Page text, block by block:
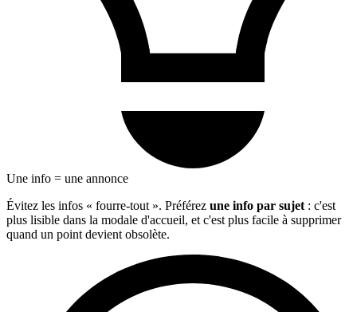
Une info = une annonce
Évitez les infos « fourre-tout ». Préférez une info par sujet: c'est
plus lisible dans la modale d'accueil, et c'est plus facile à supprimer
quand un point devient obsolète.